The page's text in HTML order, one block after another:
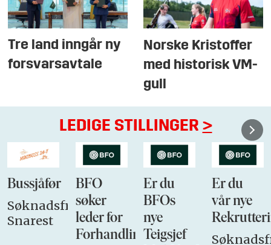
Tre land inngår ny
forsvarsavtale
Norske Kristoffer
med historisk VM-
gull
LEDIGE STILLINGER >
Bussjåfør
Søknadsfrist:
Snarest
BFO
søker
leder for
Forhandlingsutvalget
Er du
BFOs
nye
Teigsjef
Er du
vår nye